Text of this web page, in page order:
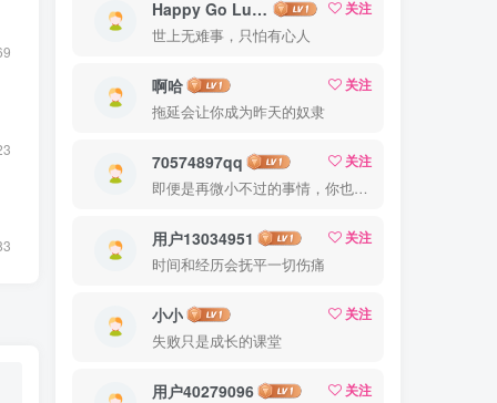
Happy Go Lucky
关注
世上无难事，只怕有心人
啊哈
关注
拖延会让你成为昨天的奴隶
70574897qq
关注
即便是再微小不过的事情，你也要用心去做。这就是成功的秘密
用户13034951
关注
时间和经历会抚平一切伤痛
小小
关注
失败只是成长的课堂
用户40279096
关注